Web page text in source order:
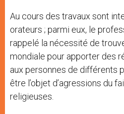
Au cours des travaux sont
orateurs ; parmi eux, le
rappelé la nécessité de
mondiale pour apporter des
aux personnes de différents
être l’objet d’agressions du
religieuses.